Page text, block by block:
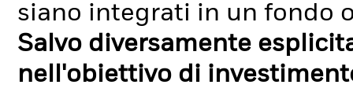
siano integrati in un fondo
Salvo diversamente
nell'obiettivo di